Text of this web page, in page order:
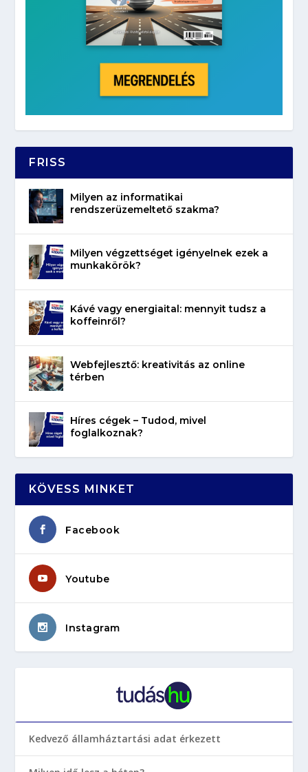
FRISS
Milyen az informatikai
rendszerüzemeltető szakma?
Milyen végzettséget igényelnek ezek a
munkakörök?
Kávé vagy energiaital: mennyit tudsz a
koffeinről?
Webfejlesztő: kreativitás az online
térben
Híres cégek – Tudod, mivel
foglalkoznak?
KÖVESS MINKET
Facebook
Youtube
Instagram
Kedvező államháztartási adat érkezett